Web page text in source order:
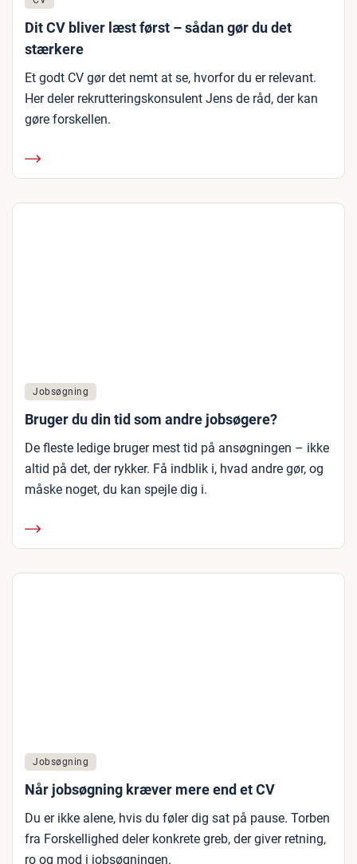
Dit CV bliver læst først – sådan gør du det
stærkere
Et godt CV gør det nemt at se, hvorfor du er relevant.
Her deler rekrutteringskonsulent Jens de råd, der kan
gøre forskellen.
Jobsøgning
Bruger du din tid som andre jobsøgere?
De fleste ledige bruger mest tid på ansøgningen – ikke
altid på det, der rykker. Få indblik i, hvad andre gør, og
måske noget, du kan spejle dig i.
Jobsøgning
Når jobsøgning kræver mere end et CV
Du er ikke alene, hvis du føler dig sat på pause. Torben
fra Forskellighed deler konkrete greb, der giver retning,
ro og mod i jobsøgningen.